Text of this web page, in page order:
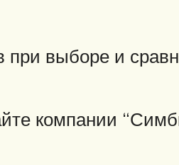
при выборе и
компании